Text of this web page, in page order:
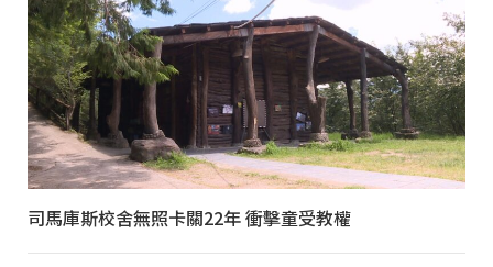
司馬庫斯校舍無照卡關22年 衝擊童受教權